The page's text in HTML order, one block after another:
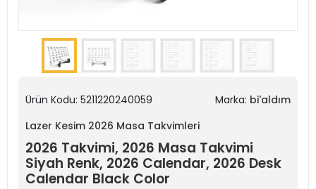
Ürün Kodu: 5211220240059 Marka: bi'aldım
Lazer Kesim 2026 Masa Takvimleri
2026 Takvimi, 2026 Masa Takvimi
Siyah Renk, 2026 Calendar, 2026 Desk
Calendar Black Color